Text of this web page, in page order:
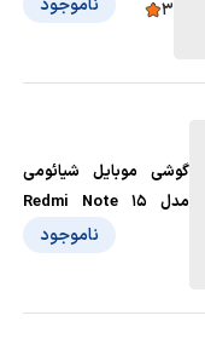
3
گوشی موبایل شیائومی
مدل Redmi Note 15
Pro 4G ظرفیت 512ناموجود